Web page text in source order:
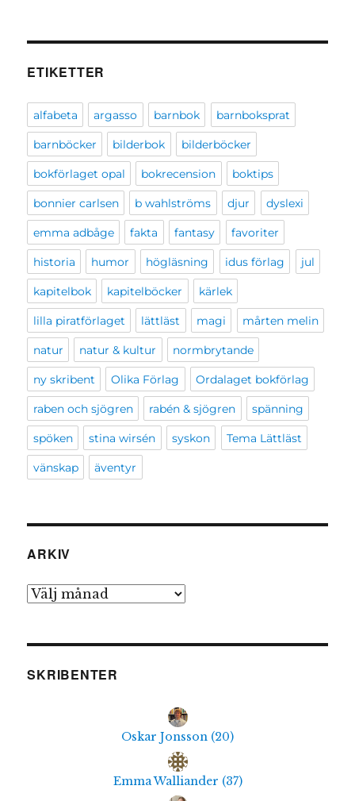
ETIKETTER
alfabeta argasso barnbok barnboksprat
barnböcker bilderbok bilderböcker
bokförlaget opal bokrecension boktips
bonnier carlsen b wahlströms djur dyslexi
emma adbåge fakta fantasy favoriter
historia humor högläsning idus förlag jul
kapitelbok kapitelböcker kärlek
lilla piratförlaget lättläst magi mårten melin
natur natur & kultur normbrytande
ny skribent Olika Förlag Ordalaget bokförlag
raben och sjögren rabén & sjögren spänning
spöken stina wirsén syskon Tema Lättläst
vänskap äventyr
ARKIV
Arkiv
SKRIBENTER
Oskar Jonsson (20)
Emma Walliander (37)